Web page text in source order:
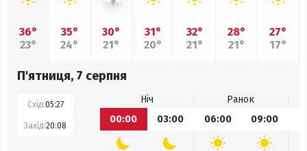
36°
23°
35°
24°
30°
21°
31°
20°
32°
21°
28°
21°
27°
17°
П'ятниця, 7 серпня
Схід:05:27
Захід:20:08
Ніч
Ранок
00:00
03:00 06:00 09:00